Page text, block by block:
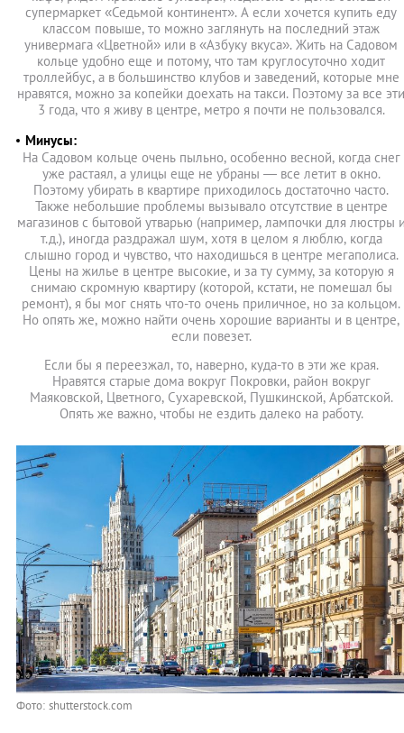
супермаркет «Седьмой континент». А если хочется купить еду
классом повыше, то можно заглянуть на последний этаж
универмага «Цветной» или в «Азбуку вкуса». Жить на Садовом
кольце удобно еще и потому, что там круглосуточно ходит
троллейбус, а в большинство клубов и заведений, которые мне
нравятся, можно за копейки доехать на такси. Поэтому за все эти
3 года, что я живу в центре, метро я почти не пользовался.
Минусы:
На Садовом кольце очень пыльно, особенно весной, когда снег
уже растаял, а улицы еще не убраны — все летит в окно.
Поэтому убирать в квартире приходилось достаточно часто.
Также небольшие проблемы вызывало отсутствие в центре
магазинов с бытовой утварью (например, лампочки для люстры
т.д.), иногда раздражал шум, хотя в целом я люблю, когда
слышно город и чувство, что находишься в центре мегаполиса.
Цены на жилье в центре высокие, и за ту сумму, за которую я
снимаю скромную квартиру (которой, кстати, не помешал бы
ремонт), я бы мог снять что-то очень приличное, но за кольцом.
Но опять же, можно найти очень хорошие варианты и в центре,
если повезет.
Если бы я переезжал, то, наверно, куда-то в эти же края.
Нравятся старые дома вокруг Покровки, район вокруг
Маяковской, Цветного, Сухаревской, Пушкинской, Арбатской.
Опять же важно, чтобы не ездить далеко на работу.
Фото: shutterstock.com